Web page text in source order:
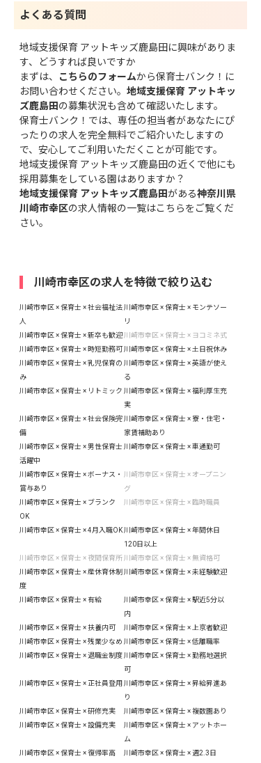
よくある質問
地域支援保育 アットキッズ鹿島田に興味がありま
す、どうすれば良いですか
まずは、
こちらのフォームから保育士バンク！に
お問い合わせください。 地域支援保育 アットキッ
ズ鹿島田 の募集状況も含めて確認いたします。
保育士バンク！では、専任の担当者があなたにぴ
ったりの求人を完全無料でご紹介いたしますの
で、安心してご利用いただくことが可能です。
地域支援保育 アットキッズ鹿島田の近くで他にも
採用募集をしている園はありますか？
地域支援保育 アットキッズ鹿島田がある神奈川県
川崎市幸区の求人情報の一覧はこちらをご覧くだ
さい。
川崎市幸区の求人を特徴で絞り込む
川崎市幸区 × 保育士 × 社会福祉法
人
川崎市幸区 × 保育士 × モンテソー
リ
川崎市幸区 × 保育士 × 新卒も歓迎 川崎市幸区 × 保育士 × ヨコミネ式
川崎市幸区 × 保育士 × 時短勤務可川崎市幸区 × 保育士 × 土日祝休み
川崎市幸区 × 保育士 × 乳児保育の
み
川崎市幸区 × 保育士 × 英語が使え
る
川崎市幸区 × 保育士 × リトミック 川崎市幸区 × 保育士 × 福利厚生充
実
川崎市幸区 × 保育士 × 社会保険完
備
川崎市幸区 × 保育士 × 寮・住宅・
家賃補助あり
川崎市幸区 × 保育士 × 男性保育士
活躍中
川崎市幸区 × 保育士 × 車通勤可
川崎市幸区 × 保育士 × ボーナス・
賞与あり
川崎市幸区 × 保育士 × オープニン
グ
川崎市幸区 × 保育士 × ブランク
OK
川崎市幸区 × 保育士 × 臨時職員
川崎市幸区 × 保育士 × 4月入職OK川崎市幸区 × 保育士 × 年間休日
120日以上
川崎市幸区 × 保育士 × 夜間保育所 川崎市幸区 × 保育士 × 無資格可
川崎市幸区 × 保育士 × 産休育休制
度
川崎市幸区 × 保育士 × 未経験歓迎
川崎市幸区 × 保育士 × 有給
川崎市幸区 × 保育士 × 駅近5分以
内
川崎市幸区 × 保育士 × 扶養内可
川崎市幸区 × 保育士 × 上京者歓迎
川崎市幸区 × 保育士 × 残業少なめ 川崎市幸区 × 保育士 × 低離職率
川崎市幸区 × 保育士 × 退職金制度川崎市幸区 × 保育士 × 勤務地選択
可
川崎市幸区 × 保育士 × 正社員登用 川崎市幸区 × 保育士 × 昇給昇進あ
り
川崎市幸区 × 保育士 × 研修充実
川崎市幸区 × 保育士 × 複数園あり
川崎市幸区 × 保育士 × 設備充実
川崎市幸区 × 保育士 × アットホー
ム
川崎市幸区 × 保育士 × 復帰率高
川崎市幸区 × 保育士 × 週2.3日